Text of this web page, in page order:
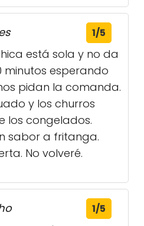
1/5
está sola y no da
minutos esperando
pidan la comanda.
y los churros
los congelados.
sabor a fritanga.
No volveré.
1/5